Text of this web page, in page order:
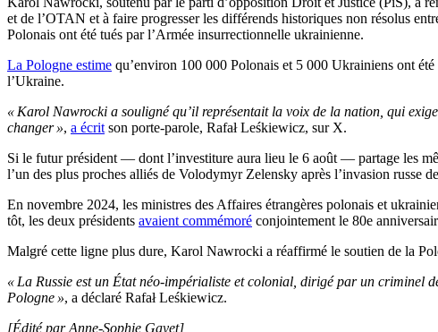
et de l’OTAN et à faire progresser les différends historiques non résolus
Polonais ont été tués par l’Armée insurrectionnelle ukrainienne.
La Pologne estime qu’environ 100 000 Polonais et 5 000 Ukrainiens ont
l’Ukraine.
« Karol Nawrocki a souligné qu’il représentait la voix de la nation, qui
changer », a écrit son porte-parole, Rafał Leśkiewicz, sur X.
Si le futur président — dont l’investiture aura lieu le 6 août — partage les
l’un des plus proches alliés de Volodymyr Zelensky après l’invasion russe
En novembre 2024, les ministres des Affaires étrangères polonais et
tôt, les deux présidents avaient commémoré conjointement le 80e
Malgré cette ligne plus dure, Karol Nawrocki a réaffirmé le soutien de la
« La Russie est un État néo-impérialiste et colonial, dirigé par un criminel
Pologne », a déclaré Rafał Leśkiewicz.
[Édité par Anne-Sophie Gayet]